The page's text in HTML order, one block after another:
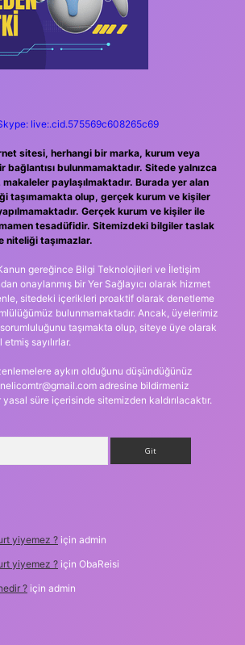
live:.cid.575569c608265c69
sitesi, herhangi bir marka, kurum veya
bağlantısı bulunmamaktadır. Sitede yalnızca
makaleler paylaşılmaktadır. Burada yer alan
taşımamakta olup, gerçek kurum ve kişiler
Gerçek kurum ve kişiler ile
tesadüfidir. Sitemizdeki bilgiler taslak
niteliği taşımazlar.
gereğince Bilgi Teknolojileri ve İletişim
onaylanmış bir Yer Sağlayıcı olarak hizmet
sitedeki içerikleri proaktif olarak denetleme
bulunmamaktadır. Ancak, üyelerimiz
taşımakta olup, siteye üye olarak
sayılırlar.
aykırı olduğunu düşündüğünüz
adresine bildirmeniz
süre içerisinde sitemizden kaldırılacaktır.
yiyemez ? için admin
yiyemez ? için ObaReisi
? için admin